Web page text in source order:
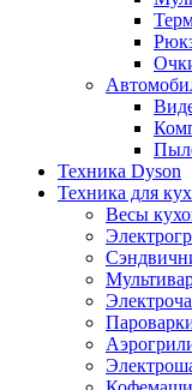
Техника Dyson
Техника для
Весы